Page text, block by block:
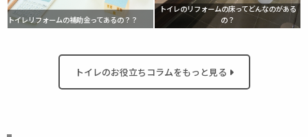
トイレリフォームの補助金ってあるの？？
トイレのリフォームの床ってどんなのがある
の？
トイレのお役立ちコラムをもっと見る